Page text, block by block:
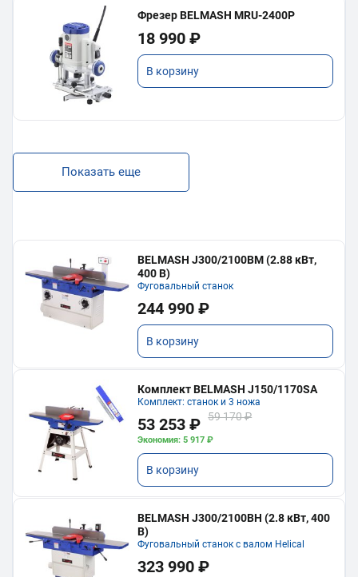
Фрезер BELMASH MRU-2400P
18 990 ₽
В корзину
Показать еще
BELMASH J300/2100ВМ (2.88 кВт,
400 В)
Фуговальный станок
244 990 ₽
В корзину
Комплект BELMASH J150/1170SA
Комплект: станок и 3 ножа
53 253 ₽ 59 170 ₽
Экономия: 5 917 ₽
В корзину
BELMASH J300/2100ВH (2.8 кВт, 400
В)
Фуговальный станок с валом Helical
323 990 ₽